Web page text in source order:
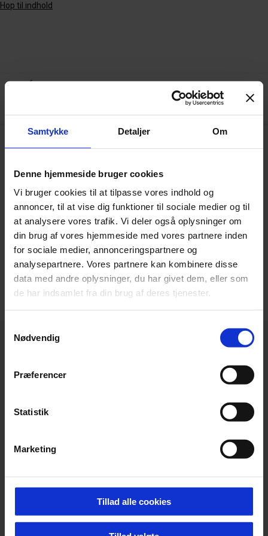
Samtykke Detaljer Om
Denne hjemmeside bruger cookies
Vi bruger cookies til at tilpasse vores indhold og
annoncer, til at vise dig funktioner til sociale medier og til
at analysere vores trafik. Vi deler også oplysninger om
din brug af vores hjemmeside med vores partnere inden
for sociale medier, annonceringspartnere og
analysepartnere. Vores partnere kan kombinere disse
data med andre oplysninger, du har givet dem, eller som
de har indsamlet fra din brug af deres tjenester.
Nødvendig
Præferencer
Statistik
Marketing
Tillad alle cookies
Hop til indhold
Fremtidens Maritime Håndværker
VIS FLERE